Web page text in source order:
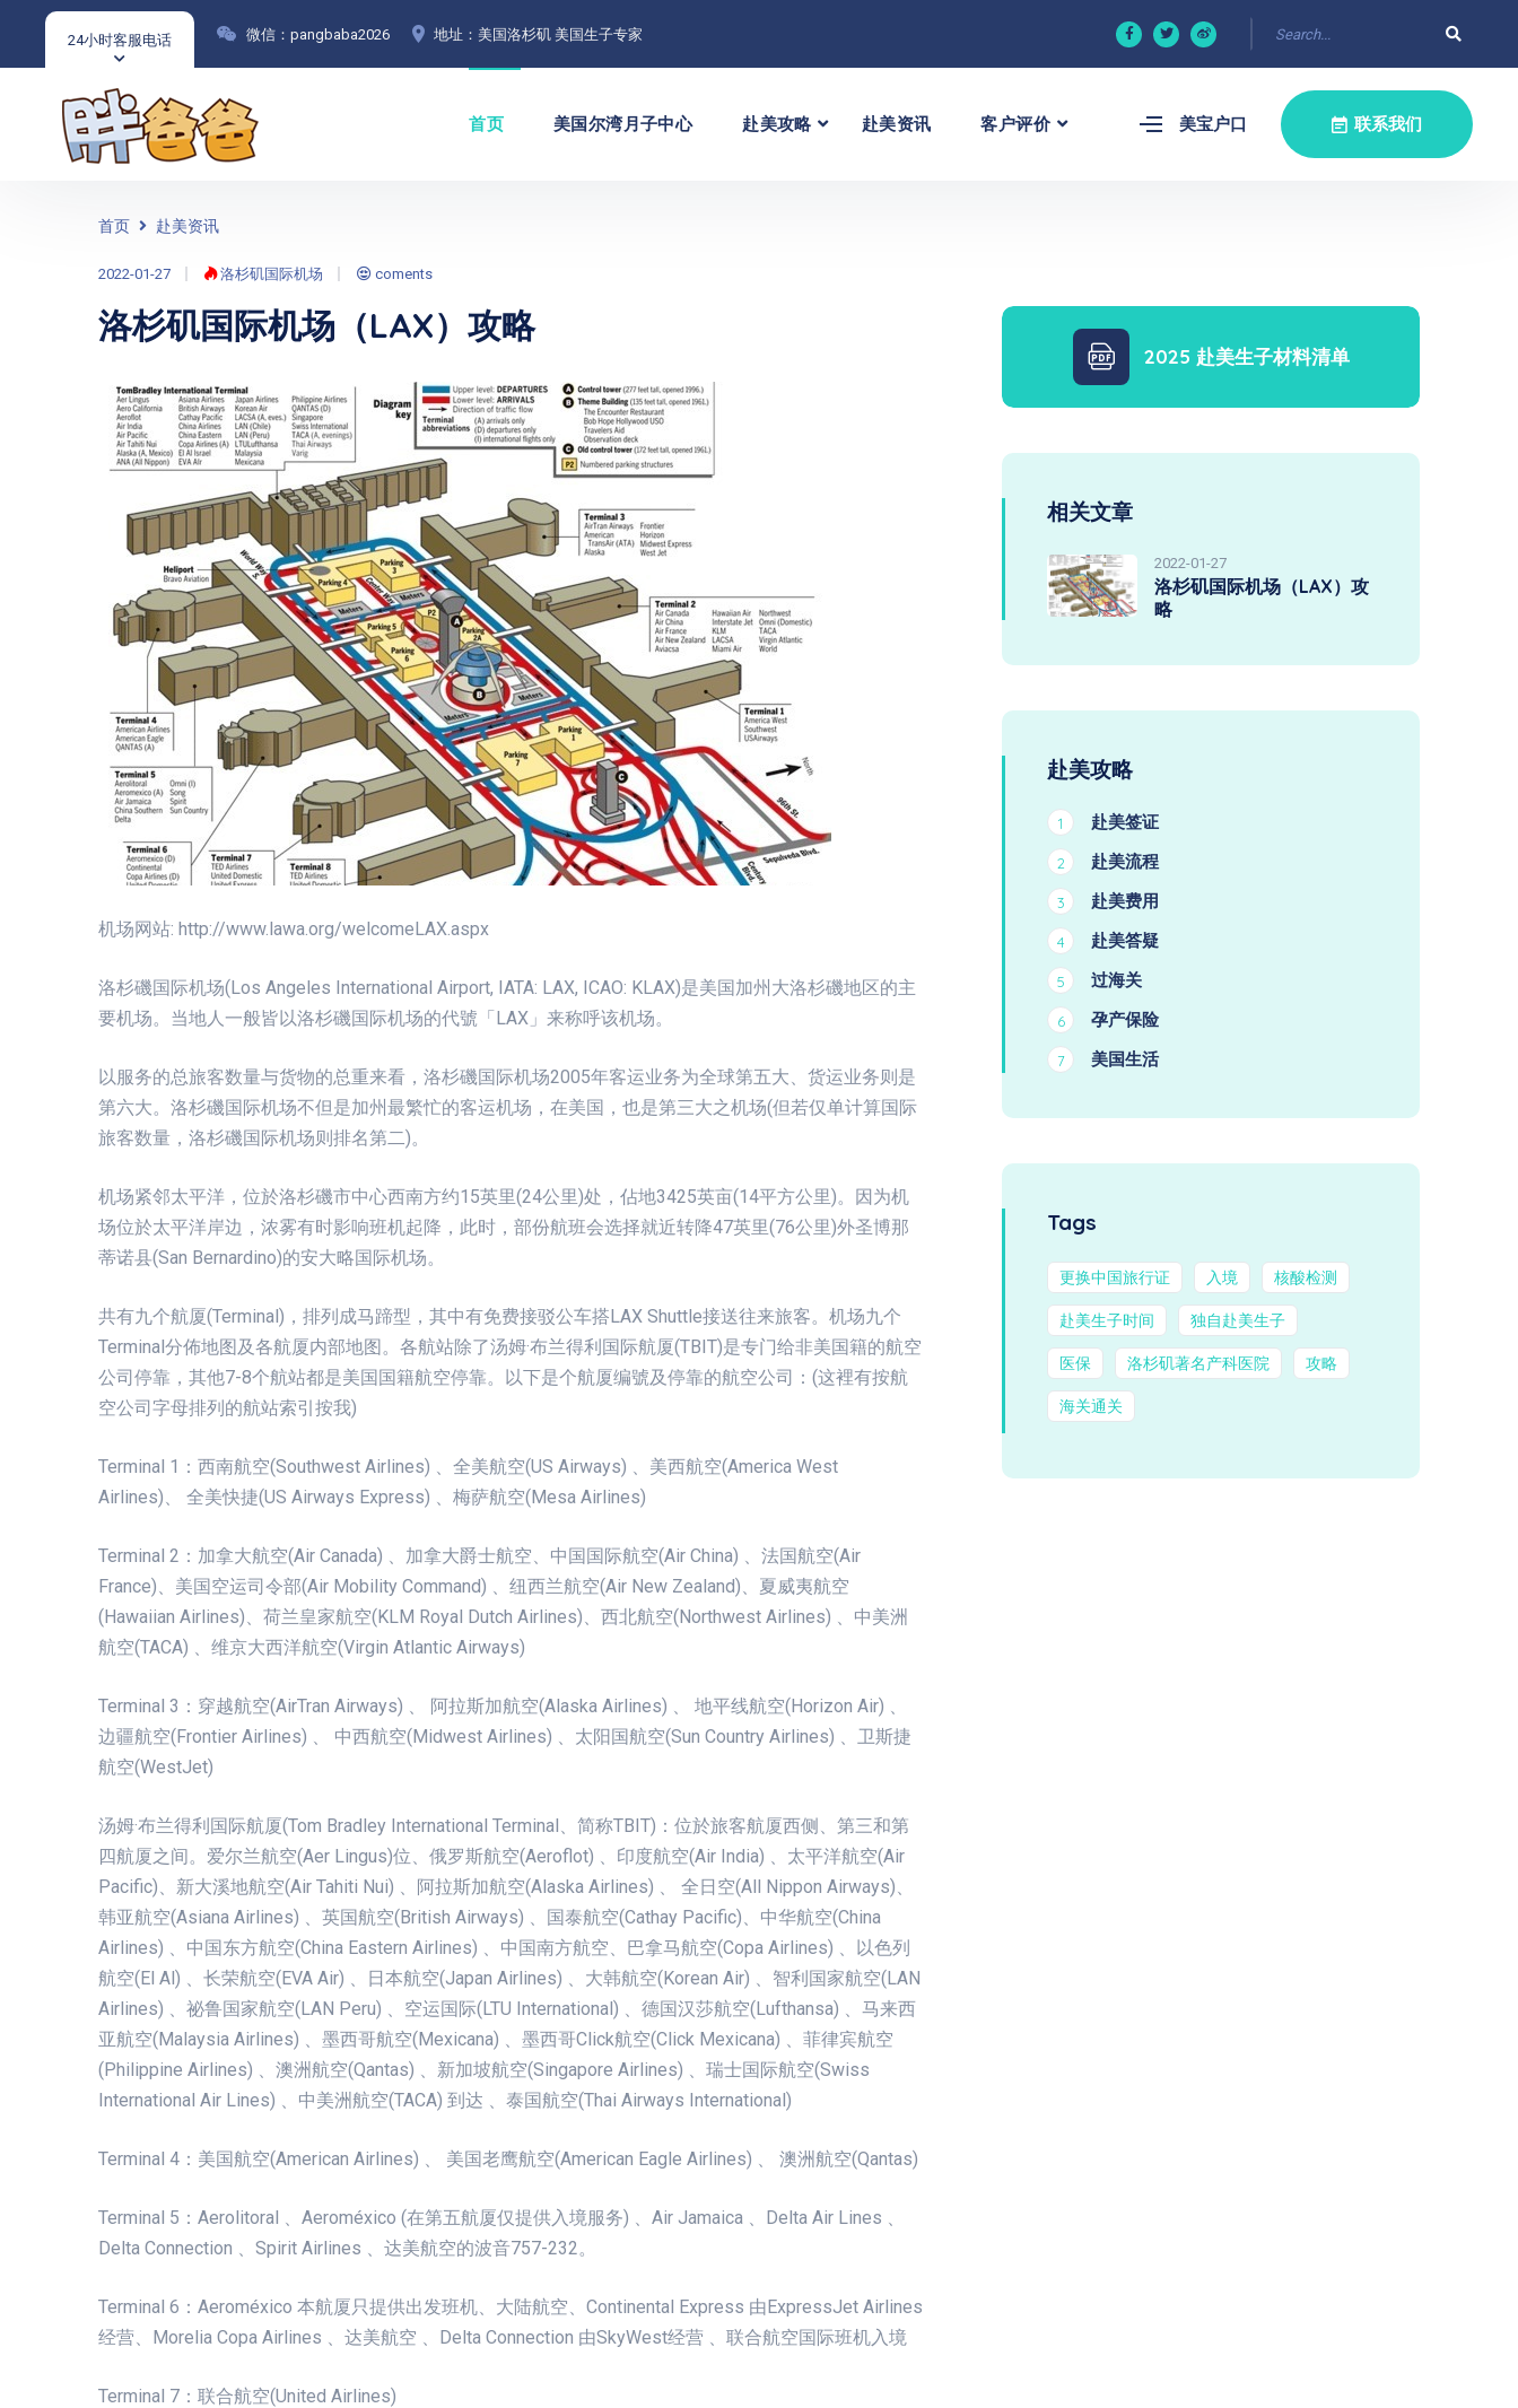
24小时客服电话 微信：pangbaba2026 地址：美国洛杉矶 美国生子专家
首页 美国尔湾月子中心 赴美攻略 赴美资讯 客户评价 美宝户口 联系我们
首页 赴美资讯
2022-01-27 洛杉矶国际机场 coments
洛杉矶国际机场（LAX）攻略
机场网站: http://www.lawa.org/welcomeLAX.aspx
洛杉磯国际机场(Los Angeles International Airport, IATA: LAX, ICAO: KLAX)是美国加州大洛杉磯地区的主
要机场。当地人一般皆以洛杉磯国际机场的代號「LAX」来称呼该机场。
以服务的总旅客数量与货物的总重来看，洛杉磯国际机场2005年客运业务为全球第五大、货运业务则是
第六大。洛杉磯国际机场不但是加州最繁忙的客运机场，在美国，也是第三大之机场(但若仅单计算国际
旅客数量，洛杉磯国际机场则排名第二)。
机场紧邻太平洋，位於洛杉磯市中心西南方约15英里(24公里)处，佔地3425英亩(14平方公里)。因为机
场位於太平洋岸边，浓雾有时影响班机起降，此时，部份航班会选择就近转降47英里(76公里)外圣博那
蒂诺县(San Bernardino)的安大略国际机场。
共有九个航厦(Terminal)，排列成马蹄型，其中有免费接驳公车搭LAX Shuttle接送往来旅客。机场九个
Terminal分佈地图及各航厦内部地图。各航站除了汤姆·布兰得利国际航厦(TBIT)是专门给非美国籍的航空
公司停靠，其他7-8个航站都是美国国籍航空停靠。以下是个航厦编號及停靠的航空公司：(这裡有按航
空公司字母排列的航站索引按我)
Terminal 1：西南航空(Southwest Airlines) 、全美航空(US Airways) 、美西航空(America West
Airlines)、 全美快捷(US Airways Express) 、梅萨航空(Mesa Airlines)
Terminal 2：加拿大航空(Air Canada) 、加拿大爵士航空、中国国际航空(Air China) 、法国航空(Air
France)、美国空运司令部(Air Mobility Command) 、纽西兰航空(Air New Zealand)、夏威夷航空
(Hawaiian Airlines)、荷兰皇家航空(KLM Royal Dutch Airlines)、西北航空(Northwest Airlines) 、中美洲
航空(TACA) 、维京大西洋航空(Virgin Atlantic Airways)
Terminal 3：穿越航空(AirTran Airways) 、 阿拉斯加航空(Alaska Airlines) 、 地平线航空(Horizon Air) 、
边疆航空(Frontier Airlines) 、 中西航空(Midwest Airlines) 、太阳国航空(Sun Country Airlines) 、卫斯捷
航空(WestJet)
汤姆·布兰得利国际航厦(Tom Bradley International Terminal、简称TBIT)：位於旅客航厦西侧、第三和第
四航厦之间。爱尔兰航空(Aer Lingus)位、俄罗斯航空(Aeroflot) 、印度航空(Air India) 、太平洋航空(Air
Pacific)、新大溪地航空(Air Tahiti Nui) 、阿拉斯加航空(Alaska Airlines) 、 全日空(All Nippon Airways)、
韩亚航空(Asiana Airlines) 、英国航空(British Airways) 、国泰航空(Cathay Pacific)、中华航空(China
Airlines) 、中国东方航空(China Eastern Airlines) 、中国南方航空、巴拿马航空(Copa Airlines) 、以色列
航空(El Al) 、长荣航空(EVA Air) 、日本航空(Japan Airlines) 、大韩航空(Korean Air) 、智利国家航空(LAN
Airlines) 、祕鲁国家航空(LAN Peru) 、空运国际(LTU International) 、德国汉莎航空(Lufthansa) 、马来西
亚航空(Malaysia Airlines) 、墨西哥航空(Mexicana) 、墨西哥Click航空(Click Mexicana) 、菲律宾航空
(Philippine Airlines) 、澳洲航空(Qantas) 、新加坡航空(Singapore Airlines) 、瑞士国际航空(Swiss
International Air Lines) 、中美洲航空(TACA) 到达 、泰国航空(Thai Airways International)
Terminal 4：美国航空(American Airlines) 、 美国老鹰航空(American Eagle Airlines) 、 澳洲航空(Qantas)
Terminal 5：Aerolitoral 、Aeroméxico (在第五航厦仅提供入境服务) 、Air Jamaica 、Delta Air Lines 、
Delta Connection 、Spirit Airlines 、达美航空的波音757-232。
Terminal 6：Aeroméxico 本航厦只提供出发班机、大陆航空、Continental Express 由ExpressJet Airlines
经营、Morelia Copa Airlines 、达美航空 、Delta Connection 由SkyWest经营 、联合航空国际班机入境
Terminal 7：联合航空(United Airlines)
2025 赴美生子材料清单
相关文章
2022-01-27
洛杉矶国际机场（LAX）攻
略
赴美攻略
1 赴美签证
2 赴美流程
3 赴美费用
4 赴美答疑
5 过海关
6 孕产保险
7 美国生活
Tags
更换中国旅行证 入境 核酸检测
赴美生子时间 独自赴美生子
医保 洛杉矶著名产科医院 攻略
海关通关